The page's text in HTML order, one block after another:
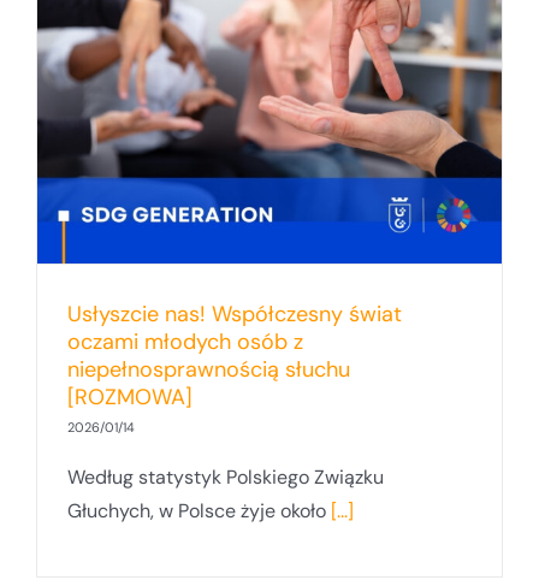
Usłyszcie nas! Współczesny świat
oczami młodych osób z
niepełnosprawnością słuchu
[ROZMOWA]
2026/01/14
Według statystyk Polskiego Związku
Głuchych, w Polsce żyje około [...]